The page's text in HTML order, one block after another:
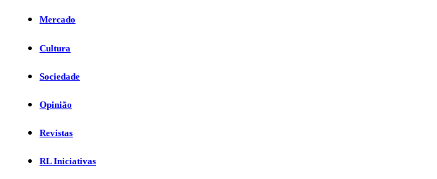
Mercado
Cultura
Sociedade
Opinião
Revistas
RL Iniciativas